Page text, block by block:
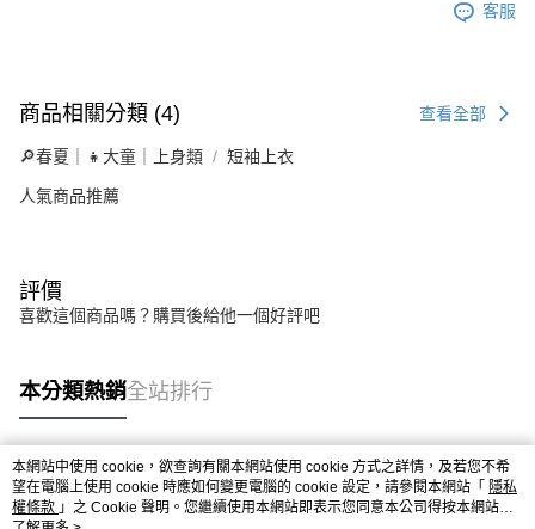
客服
商品相關分類 (4) 查看全部
🔎春夏｜👧大童｜上身類 短袖上衣
人氣商品推薦
評價
喜歡這個商品嗎？購買後給他一個好評吧
本分類熱銷全站排行
熱門標籤
本網站中使用 cookie，欲查詢有關本網站使用 cookie 方式之詳情，及若您不希
望在電腦上使用 cookie 時應如何變更電腦的 cookie 設定，請參閱本網站「 隱私
權條款 」之 Cookie 聲明。您繼續使用本網站即表示您同意本公司得按本網站使